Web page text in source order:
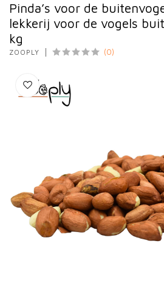
Pinda’s voor de
lekkerij voor de vogels
kg
ZOOPLY (0)